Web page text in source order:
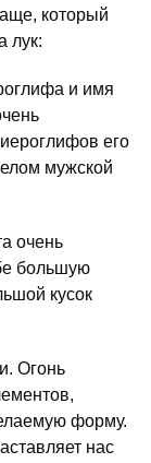
который
лук:
и имя
его
мужской
очень
большую
кусок
Огонь
форму.
нас